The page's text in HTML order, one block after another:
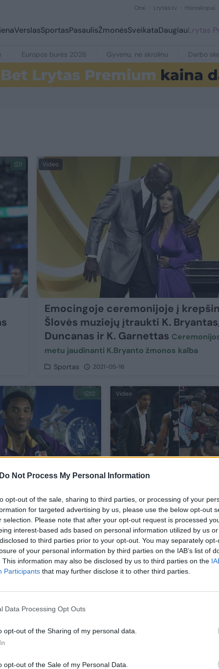
Do Not Process My Personal Information
opt-out of the sale, sharing to third parties, or processing of your
for targeted advertising by us, please use the below opt-out
selection. Please note that after your opt-out request is processed
interest-based ads based on personal information utilized by us
to third parties prior to your opt-out. You may separately
of your personal information by third parties on the IAB’s list of
This information may also be disclosed by us to third parties on the
Participants that may further disclose it to other third parties.
Data Processing Opt Outs
opt-out of the Sharing of my personal data.
opt-out of the Sale of my Personal Data.
Orai Lrytas.tv Horoskopai
VerslasSportasPasaulisŽmonėsSveikataDaugiauLrytas
Europos burės 2026 Gyvenu, ne skrolinu Darbo
1 Video
Emocingoje ceremonijoje į
Šlovės muziejų įtraukti K.
Duncanas ir K. Garnettas
metu jaudinanti K.Bryanto žmonos kalba
Sportas 2021-05-16
12
T. Duncanas ir K.
2020-04-05
Video
Duncano debiutas
pareigose ir fantastinis
LeVerto pasirodymas
Sportas 2020-03-04
6